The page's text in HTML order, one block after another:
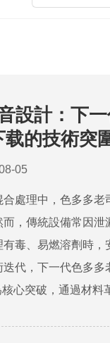
設計：下
的技術突
05
處理中，色多多
，傳統設備常因
有毒、易燃溶劑時
代，下一代色多多
核心突破，通過材料